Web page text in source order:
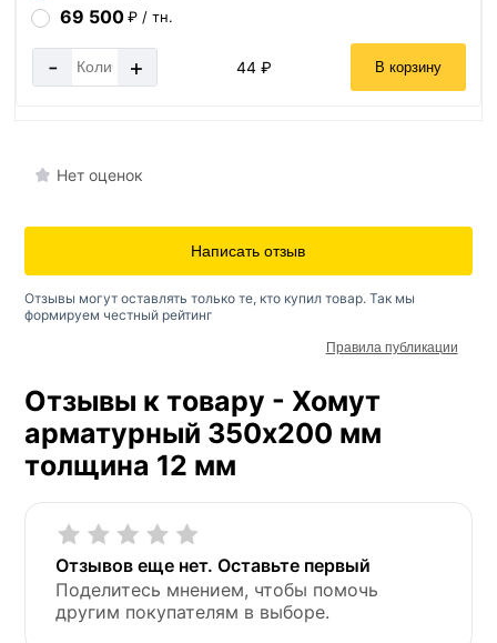
69 500₽ / тн.
- + 44 ₽ В корзину
Отзывы к товару - Хомут
арматурный 350х200 мм
толщина 12 мм
Отзывов еще нет. Оставьте первый
Поделитесь мнением, чтобы помочь
другим покупателям в выборе.
Нет оценок
Написать отзыв
Отзывы могут оставлять только те, кто купил товар. Так мы
формируем честный рейтинг
Правила публикации